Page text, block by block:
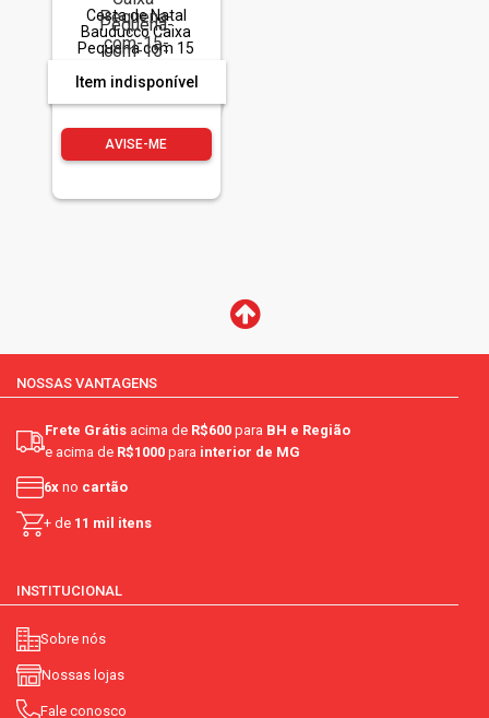
Cesta de Natal
Bauducco Caixa
Pequena com 15
Item indisponível
AVISE-ME
NOSSAS VANTAGENS
Frete Grátis acima de R$600 para BH e Região
e acima de R$1000 para interior de MG
6x no cartão
+ de 11 mil itens
INSTITUCIONAL
Sobre nós
Nossas lojas
Fale conosco